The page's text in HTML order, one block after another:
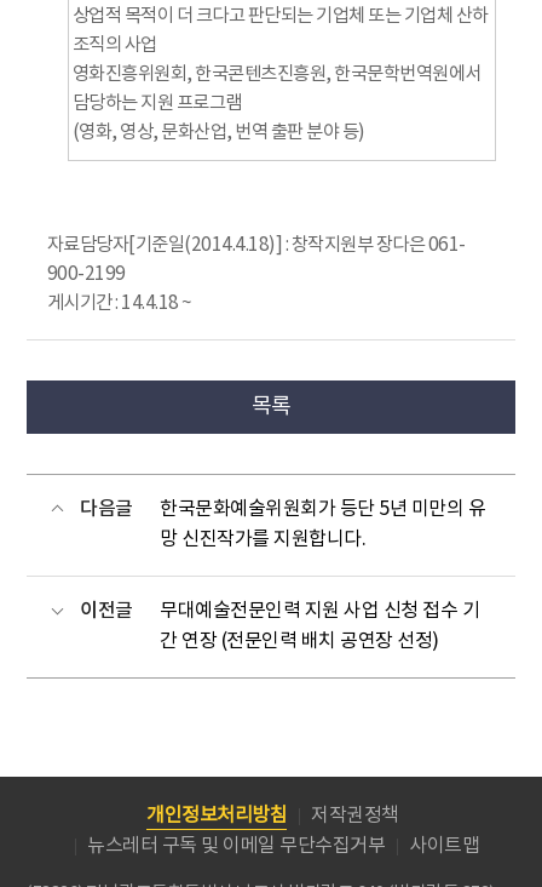
상업적 목적이 더 크다고 판단되는 기업체 또는 기업체 산하
조직의 사업
영화진흥위원회, 한국콘텐츠진흥원, 한국문학번역원에서
담당하는 지원 프로그램
(영화, 영상, 문화산업, 번역 출판 분야 등)
자료담당자[기준일(2014.4.18)] : 창작지원부 장다은 061-
900-2199
게시기간 : 14.4.18 ~
목록
다음글
한국문화예술위원회가 등단 5년 미만의 유
망 신진작가를 지원합니다.
이전글
무대예술전문인력 지원 사업 신청 접수 기
간 연장 (전문인력 배치 공연장 선정)
개인정보처리방침
저작권정책
뉴스레터 구독 및 이메일 무단수집거부
사이트맵